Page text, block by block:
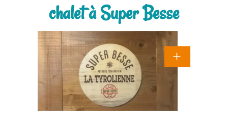
chalet à Super Besse